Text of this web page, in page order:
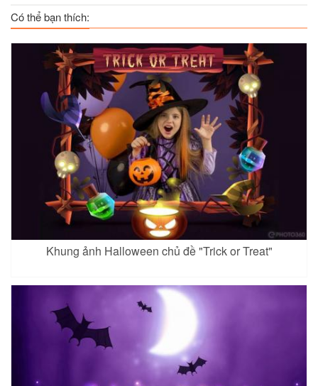
Có thể bạn thích:
Khung ảnh Halloween chủ đề "Trick or Treat"